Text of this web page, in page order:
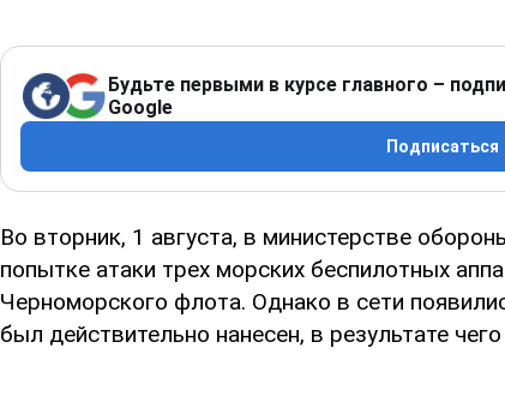
Будьте первыми в курсе главного –
Google
Подписаться
Во вторник, 1 августа, в министерстве
попытке атаки трех морских беспилотных
Черноморского флота. Однако в сети
был действительно нанесен, в результате